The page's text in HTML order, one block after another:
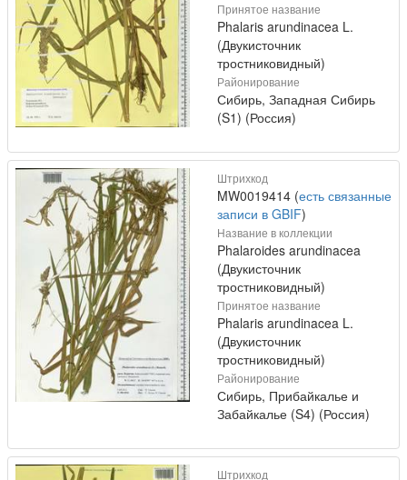
Принятое название
Phalaris arundinacea L.
(Двукисточник
тростниковидный)
Районирование
Сибирь, Западная Сибирь
(S1) (Россия)
Штрихкод
MW0019414 (есть связанные
записи в GBIF)
Название в коллекции
Phalaroides arundinacea
(Двукисточник
тростниковидный)
Принятое название
Phalaris arundinacea L.
(Двукисточник
тростниковидный)
Районирование
Сибирь, Прибайкалье и
Забайкалье (S4) (Россия)
Штрихкод